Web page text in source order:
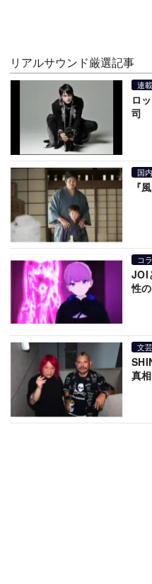
リアルサウンド厳選記事
連載
ロ
司
国
『
コ
JOI
性
文芸
真相